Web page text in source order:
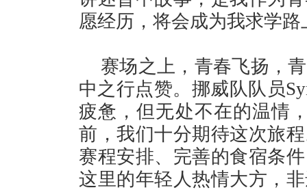
愿经历，将会成为我求学
赛场之上，青春飞扬，
中之行点赞。挪威队队员
疲惫，但无处不在的温情
前，我们十分期待这次旅
赛程安排、完善的食宿条
这里的年轻人热情大方，